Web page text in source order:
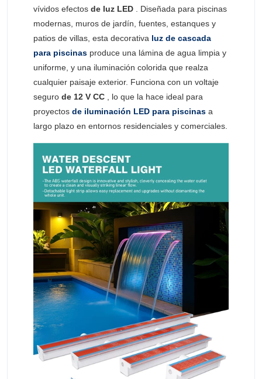
vívidos efectos de luz LED . Diseñada para piscinas
modernas, muros de jardín, fuentes, estanques y
patios de villas, esta decorativa luz de cascada
para piscinas produce una lámina de agua limpia y
uniforme, y una iluminación colorida que realza
cualquier paisaje exterior. Funciona con un voltaje
seguro de 12 V CC , lo que la hace ideal para
proyectos de iluminación LED para piscinas a
largo plazo en entornos residenciales y comerciales.